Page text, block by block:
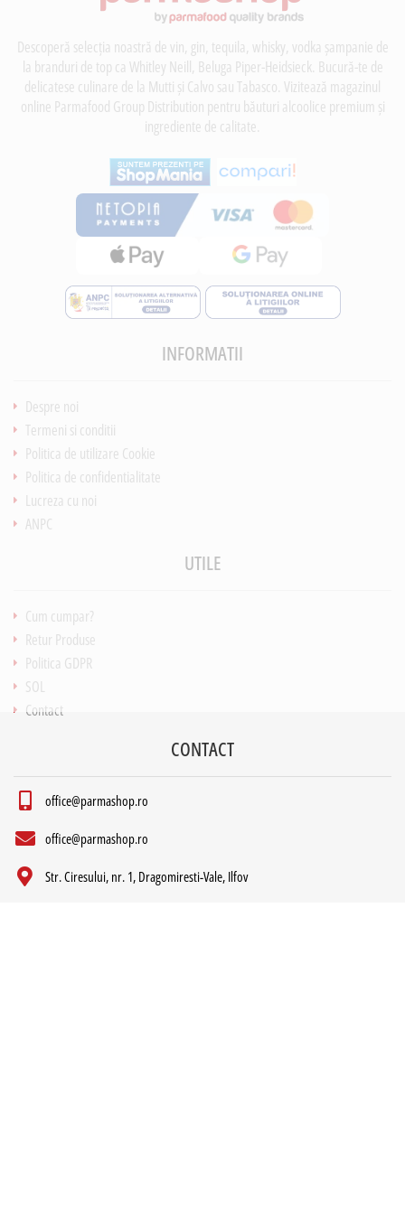
Descoperă selecția noastră de vin, gin, tequila, whisky, vodka șampanie de
la branduri de top ca Whitley Neill, Beluga Piper-Heidsieck. Bucură-te de
delicatese culinare de la Mutti și Calvo sau Tabasco. Vizitează magazinul
online Parmafood Group Distribution pentru băuturi alcoolice premium și
ingrediente de calitate.
INFORMATII
Despre noi
Termeni si conditii
Politica de utilizare Cookie
Politica de confidentialitate
Lucreza cu noi
ANPC
UTILE
Cum cumpar?
Retur Produse
Politica GDPR
SOL
Contact
CONTACT
office@parmashop.ro
office@parmashop.ro
Str. Ciresului, nr. 1, Dragomiresti-Vale, Ilfov